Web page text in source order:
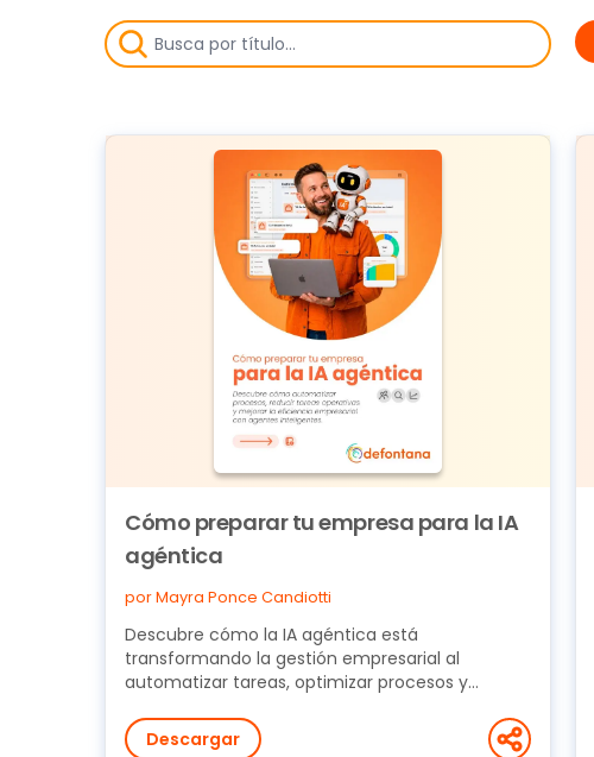
Cómo preparar tu empresa para la IA
agéntica
por Mayra Ponce Candiotti
Descubre cómo la IA agéntica está
transformando la gestión empresarial al
automatizar tareas, optimizar procesos y
Descargar